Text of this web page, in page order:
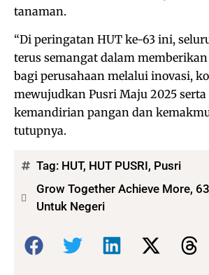
tanaman.
“Di peringatan HUT ke-63 ini,
terus semangat dalam
bagi perusahaan melalui inovasi,
mewujudkan Pusri Maju 2025
kemandirian pangan dan
tutupnya.
Tag: HUT, HUT PUSRI, Pusri
Grow Together Achieve More,
Untuk Negeri
Bagikan: